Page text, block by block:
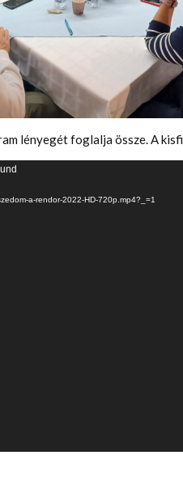
lényegét foglalja össze. A
a-rendor-2022-HD-720p.mp4?_=1